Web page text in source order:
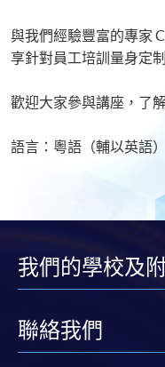
與我們經驗豐富的專家
享針對員工培訓量身定
歡迎大家參與講座，了
語言：粵語（輔以英語）
我們的學校及
聯絡我們